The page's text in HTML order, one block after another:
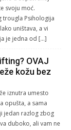
svoju moć.
trougla Psihologija
uništava, a vi
je jedna od […]
OVAJ
kožu bez
iznutra umesto
opušta, a sama
jedan razlog zbog
duboko, ali vam ne